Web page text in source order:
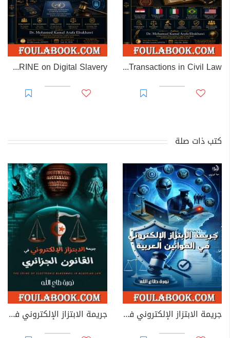
EL RAKHAWI MIND on the Doctrine of Simulation and Sham Transactions in Civil Law
EL-RAKHAWI DOCTRINE on Digital Slavery
كتب ذات صلة
جريمة الابتزاز الإلكتروني في القوانين العربية جريمة الابتزاز الإلكتروني في القانون الجزائري